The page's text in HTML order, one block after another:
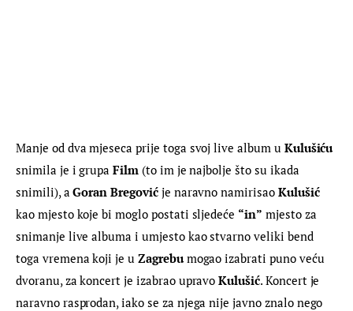
Manje od dva mjeseca prije toga svoj live album u Kulušiću
snimila je i grupa Film (to im je najbolje što su ikada
snimili), a Goran Bregović je naravno namirisao Kulušić
kao mjesto koje bi moglo postati sljedeće “in” mjesto za
snimanje live albuma i umjesto kao stvarno veliki bend
toga vremena koji je u Zagrebu mogao izabrati puno veću
dvoranu, za koncert je izabrao upravo Kulušić. Koncert je
naravno rasprodan, iako se za njega nije javno znalo nego